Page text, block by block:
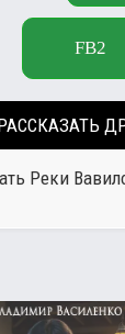
FB2
Реки